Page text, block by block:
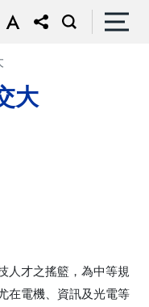
大
人才之搖籃，為中等規
在電機、資訊及光電等